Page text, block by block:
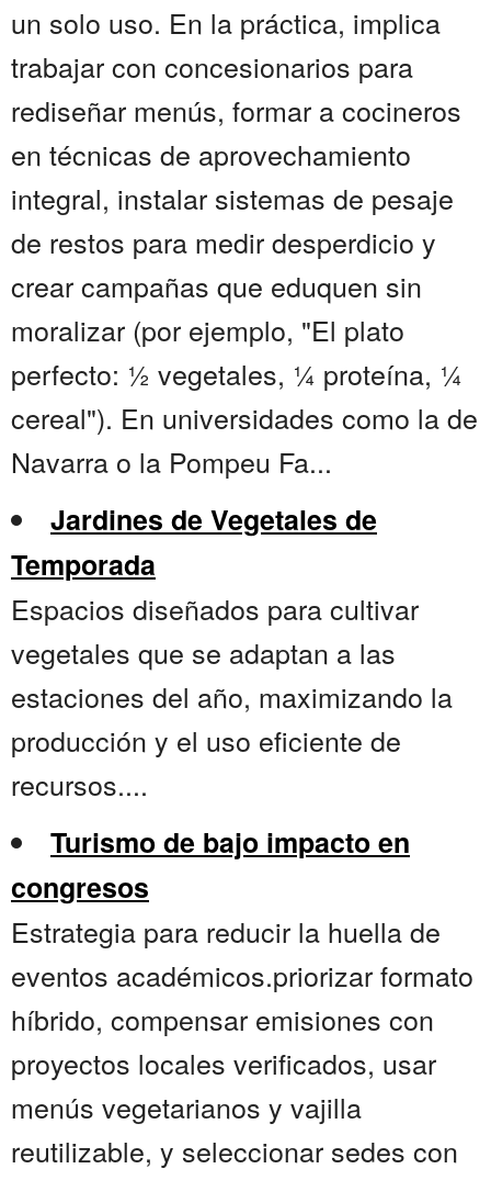
un solo uso. En la práctica, implica
trabajar con concesionarios para
rediseñar menús, formar a cocineros
en técnicas de aprovechamiento
integral, instalar sistemas de pesaje
de restos para medir desperdicio y
crear campañas que eduquen sin
moralizar (por ejemplo, "El plato
perfecto: ½ vegetales, ¼ proteína, ¼
cereal"). En universidades como la de
Navarra o la Pompeu Fa...
Jardines de Vegetales de
Temporada
Espacios diseñados para cultivar
vegetales que se adaptan a las
estaciones del año, maximizando la
producción y el uso eficiente de
recursos....
Turismo de bajo impacto en
congresos
Estrategia para reducir la huella de
eventos académicos.priorizar formato
híbrido, compensar emisiones con
proyectos locales verificados, usar
menús vegetarianos y vajilla
reutilizable, y seleccionar sedes con